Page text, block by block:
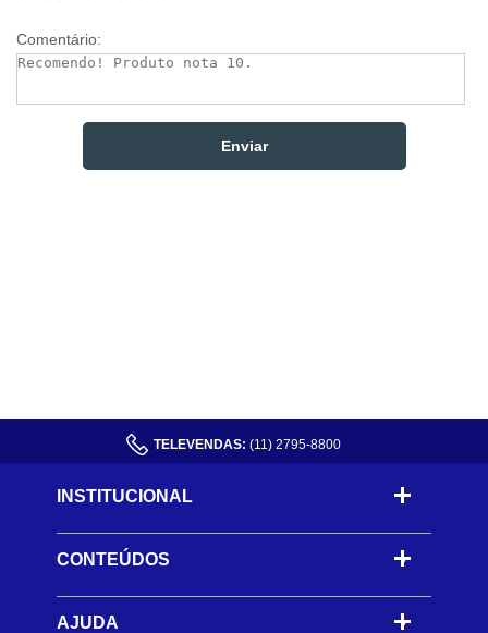
Comentário:
TELEVENDAS: (11) 2795-8800
INSTITUCIONAL
CONTEÚDOS -
AJUDA -